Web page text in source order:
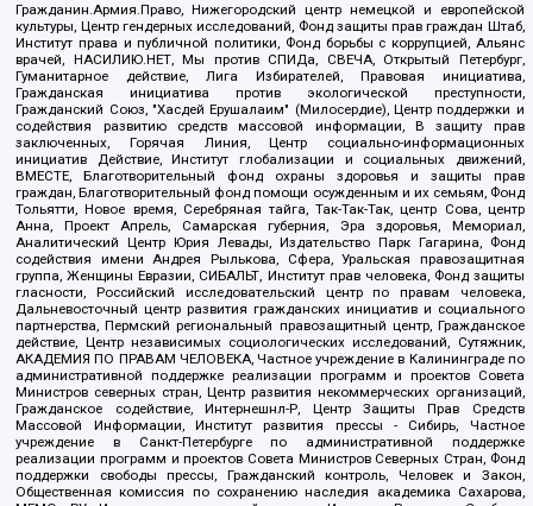
Гражданин.Армия.Право, Нижегородский центр немецкой и европейской
культуры, Центр гендерных исследований, Фонд защиты прав граждан Штаб,
Институт права и публичной политики, Фонд борьбы с коррупцией, Альянс
врачей, НАСИЛИЮ.НЕТ, Мы против СПИДа, СВЕЧА, Открытый Петербург,
Гуманитарное действие, Лига Избирателей, Правовая инициатива,
Гражданская инициатива против экологической преступности,
Гражданский Союз, "Хасдей Ерушалаим" (Милосердие), Центр поддержки и
содействия развитию средств массовой информации, В защиту прав
заключенных, Горячая Линия, Центр социально-информационных
инициатив Действие, Институт глобализации и социальных движений,
ВМЕСТЕ, Благотворительный фонд охраны здоровья и защиты прав
граждан, Благотворительный фонд помощи осужденным и их семьям, Фонд
Тольятти, Новое время, Серебряная тайга, Так-Так-Так, центр Сова, центр
Анна, Проект Апрель, Самарская губерния, Эра здоровья, Мемориал,
Аналитический Центр Юрия Левады, Издательство Парк Гагарина, Фонд
содействия имени Андрея Рылькова, Сфера, Уральская правозащитная
группа, Женщины Евразии, СИБАЛЬТ, Институт прав человека, Фонд защиты
гласности, Российский исследовательский центр по правам человека,
Дальневосточный центр развития гражданских инициатив и социального
партнерства, Пермский региональный правозащитный центр, Гражданское
действие, Центр независимых социологических исследований, Сутяжник,
АКАДЕМИЯ ПО ПРАВАМ ЧЕЛОВЕКА, Частное учреждение в Калининграде по
административной поддержке реализации программ и проектов Совета
Министров северных стран, Центр развития некоммерческих организаций,
Гражданское содействие, Интернешнл-Р, Центр Защиты Прав Средств
Массовой Информации, Институт развития прессы - Сибирь, Частное
учреждение в Санкт-Петербурге по административной поддержке
реализации программ и проектов Совета Министров Северных Стран, Фонд
поддержки свободы прессы, Гражданский контроль, Человек и Закон,
Общественная комиссия по сохранению наследия академика Сахарова,